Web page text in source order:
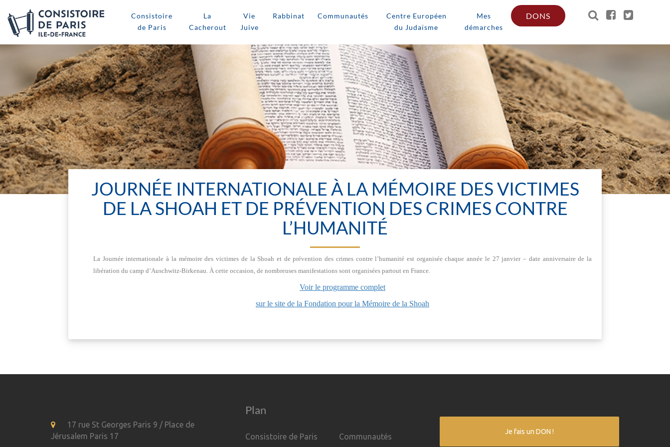
Consistoire
de Paris
La
Cacherout
Vie
Juive
Rabbinat Communautés
Centre Européen
du Judaïsme
Mes
démarches
DONS
JOURNÉE INTERNATIONALE À LA MÉMOIRE DES VICTIMES
DE LA SHOAH ET DE PRÉVENTION DES CRIMES CONTRE
L’HUMANITÉ
La Journée internationale à la mémoire des victimes de la Shoah et de prévention des crimes contre l’humanité est organisée chaque année le 27 janvier – date anniversaire de la
libération du camp d’Auschwitz-Birkenau. À cette occasion, de nombreuses manifestations sont organisées partout en France.
Voir le programme complet
sur le site de la Fondation pour la Mémoire de la Shoah
17 rue St Georges Paris 9 / Place de
Jérusalem Paris 17
Plan
Consistoire de Paris Communautés
Je fais un DON !